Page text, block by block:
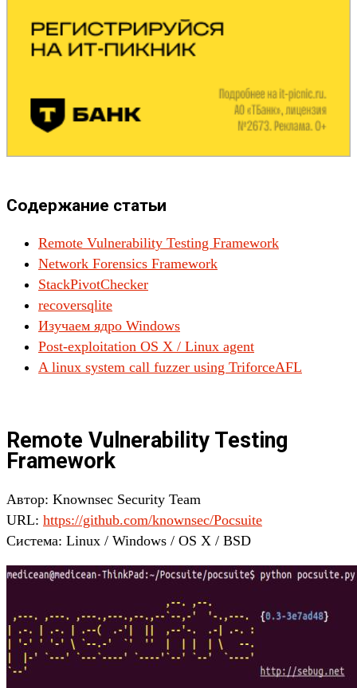
Содержание статьи
Remote Vulnerability Testing Framework
Network Forensics Framework
StackPivotChecker
recoversqlite
Изучаем ядро Windows
Post-exploitation OS X / Linux agent
A linux system call fuzzer using TriforceAFL
Remote Vulnerability Testing
Framework
Автор: Knownsec Security Team
URL: https://github.com/knownsec/Pocsuite
Система: Linux / Windows / OS X / BSD